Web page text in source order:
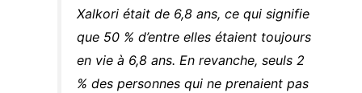
Xalkori était de 6,8 ans, ce qui signifie
que 50 % d’entre elles étaient toujours
en vie à 6,8 ans. En revanche, seuls 2
% des personnes qui ne prenaient pas